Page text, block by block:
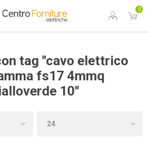
0
tag "cavo elettrico
fs17 4mmq
10"